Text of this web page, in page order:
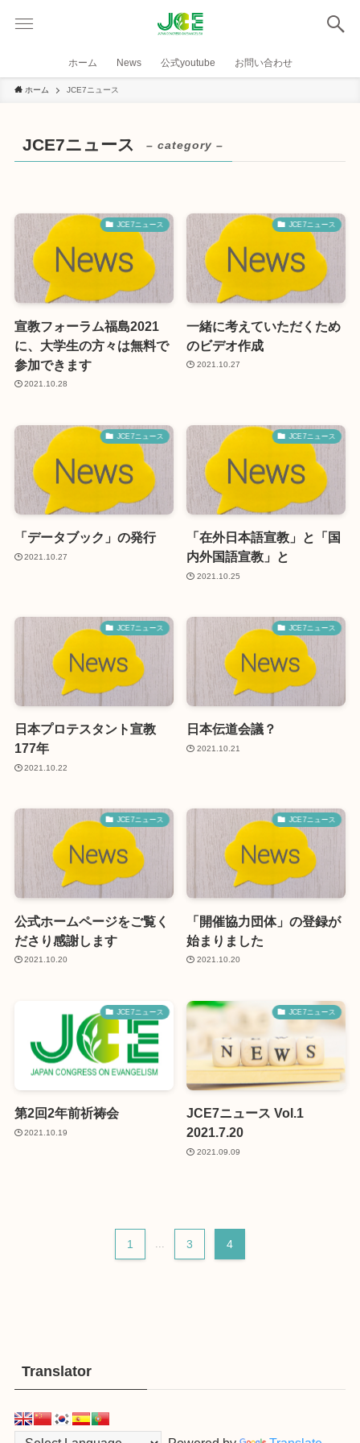
ホーム News 公式youtube お問い合わせ
ホーム JCE7ニュース
JCE7ニュース – category –
JCE7ニュース
宣教フォーラム福島2021
に、大学生の方々は無料で
参加できます
2021.10.28
JCE7ニュース
一緒に考えていただくため
のビデオ作成
2021.10.27
JCE7ニュース
「データブック」の発行
2021.10.27
JCE7ニュース
「在外日本語宣教」と「国
内外国語宣教」と
2021.10.25
JCE7ニュース
日本プロテスタント宣教
177年
2021.10.22
JCE7ニュース
日本伝道会議？
2021.10.21
JCE7ニュース
公式ホームページをご覧く
ださり感謝します
2021.10.20
JCE7ニュース
「開催協力団体」の登録が
始まりました
2021.10.20
JCE7ニュース
第2回2年前祈祷会
2021.10.19
JCE7ニュース
JCE7ニュース Vol.1
2021.7.20
2021.09.09
1 3 4
Translator